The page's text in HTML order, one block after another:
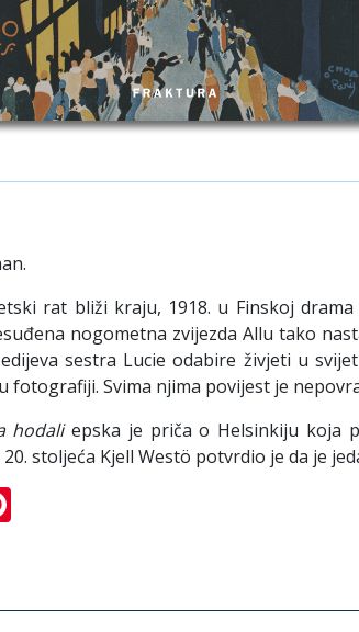
rat bliži kraju, 1918. u Finskoj
nogometna zvijezda Allu tako
sestra Lucie odabire živjeti u
fotografiji. Svima njima povijest je
hodaliepska je priča o Helsinkiju koja
stoljeća Kjell Westö potvrdio je da je